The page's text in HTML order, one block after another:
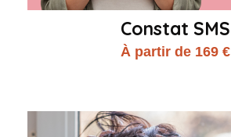
Constat SMS
À partir de 169 €